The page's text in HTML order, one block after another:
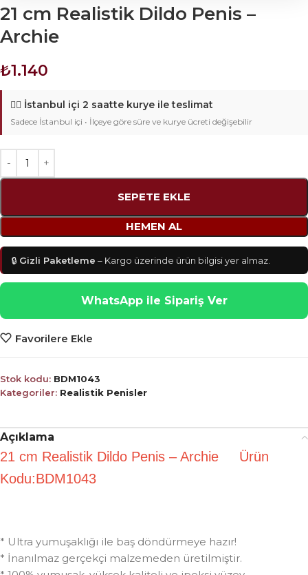
21 cm Realistik Dildo Penis –
Archie
₺1.140
🚴‍♂️ İstanbul içi 2 saatte kurye ile teslimat
Sadece İstanbul içi • İlçeye göre süre ve kurye ücreti değişebilir
SEPETE EKLE
HEMEN AL
🔒 Gizli Paketleme – Kargo üzerinde ürün bilgisi yer almaz.
WhatsApp ile Sipariş Ver
Favorilere Ekle
Stok kodu: BDM1043
Kategoriler: Realistik Penisler
Açıklama
21 cm Realistik Dildo Penis – Archie Ürün
Kodu:BDM1043
* Ultra yumuşaklığı ile baş döndürmeye hazır!
* İnanılmaz gerçekçi malzemeden üretilmiştir.